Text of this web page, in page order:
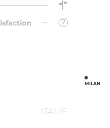
ITALIE
MILAN